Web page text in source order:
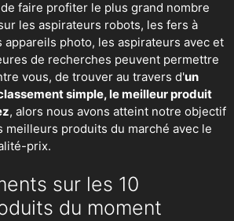
faire profiter le plus grand nombre
les aspirateurs robots, les fers à
appareils photo, les aspirateurs avec et
de recherches peuvent permettre
vous, de trouver au travers d'un
simple, le meilleur produit
, alors nous avons atteint notre objectif
meilleurs produits du marché avec le
prix.
sur les 10
du moment